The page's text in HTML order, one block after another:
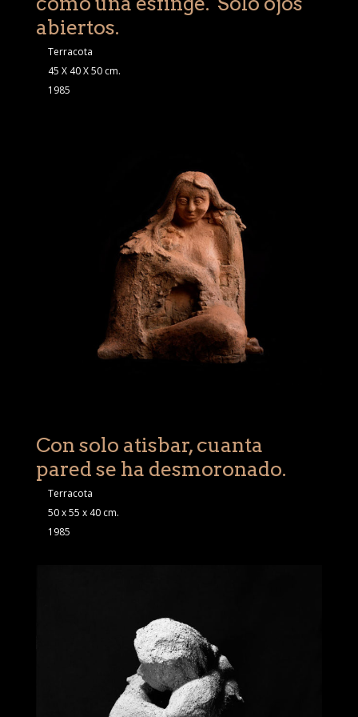
abiertos.
Terracota
45 X 40 X 50 cm.
1985
Con solo atisbar, cuanta
pared se ha desmoronado.
Terracota
50 x 55 x 40 cm.
1985